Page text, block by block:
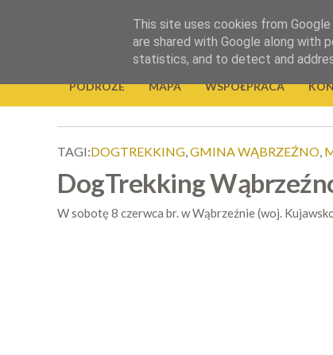
Okiem Obiektywu.
PODRÓŻE MAPA WSPÓŁPRACA
TAGI:DOGTREKKING,GMINA WĄBRZEŹNO,
DogTrekking
W sobotę 8 czerwca br. w Wąbrzeźnie (woj.
This site uses cookies from
are shared with Google along with
statistics, and to detect and